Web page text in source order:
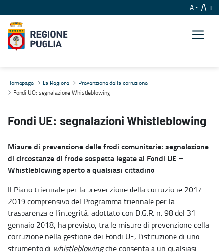
A A
Homepage La Regione
Prevenzione della corruzione
Fondi UO: segnalazione Whistleblowing
Fondi UE: segnalazioni Whistleblowing
Misure di prevenzione delle frodi comunitarie: segnalazione
di circostanze di frode sospetta legate ai Fondi UE –
Whistleblowing aperto a qualsiasi cittadino
Il Piano triennale per la prevenzione della corruzione 2017 -
2019 comprensivo del Programma triennale per la
trasparenza e l'integrità, adottato con D.G.R. n. 98 del 31
gennaio 2018, ha previsto, tra le misure di prevenzione della
corruzione nella gestione dei Fondi UE, l'istituzione di uno
strumento di whistleblowingche consenta a un qualsiasi